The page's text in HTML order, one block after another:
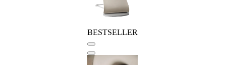
BESTSELLER